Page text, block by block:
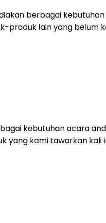
berbagai
produk lain yang belum
kebutuhan acara
yang kami tawarkan kali